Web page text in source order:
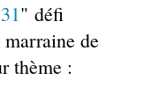
" défi
de
thème :